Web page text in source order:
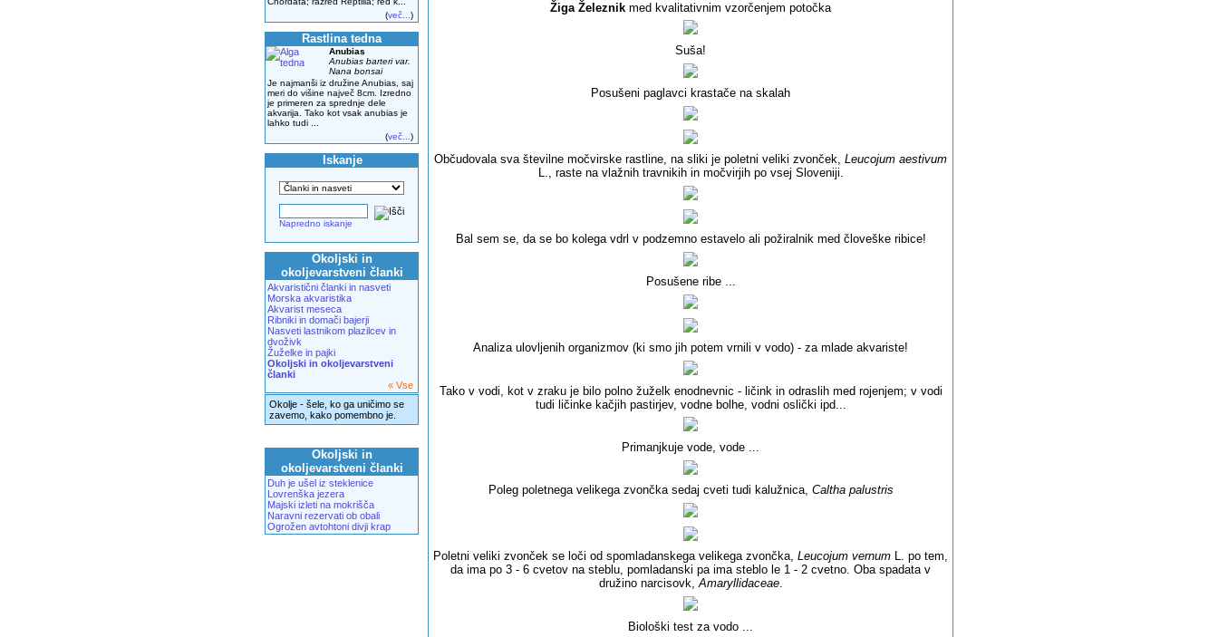
(več... )
Rastlina tedna
Anubias
Anubias barteri var.
Nana bonsai
Je najmanši iz družine Anubias, saj
meri do višine največ 8cm. Izredno
je primeren za sprednje dele
akvarija. Tako kot vsak anubias je
lahko tudi ...
(več... )
Iskanje
Napredno iskanje
Okoljski in
okoljevarstveni članki
Akvaristični članki in nasveti
Morska akvaristika
Akvarist meseca
Ribniki in domači bajerji
Nasveti lastnikom plazilcev in
dvoživk
Žuželke in pajki
Okoljski in okoljevarstveni
članki
« Vse
Okolje - šele, ko ga uničimo se
zavemo, kako pomembno je.
Okoljski in
okoljevarstveni članki
Duh je ušel iz steklenice
Lovrenška jezera
Majski izleti na mokrišča
Naravni rezervati ob obali
Ogrožen avtohtoni divji krap
Žiga Železnik med kvalitativnim vzorčenjem potočka
Suša!
Posušeni paglavci krastače na skalah
Občudovala sva številne močvirske rastline, na sliki je poletni veliki zvonček, Leucojum aestivum
L., raste na vlažnih travnikih in močvirjih po vsej Sloveniji.
Bal sem se, da se bo kolega vdrl v podzemno estavelo ali požiralnik med človeške ribice!
Posušene ribe ...
Analiza ulovljenih organizmov (ki smo jih potem vrnili v vodo) - za mlade akvariste!
Tako v vodi, kot v zraku je bilo polno žuželk enodnevnic - ličink in odraslih med rojenjem; v vodi
tudi ličinke kačjih pastirjev, vodne bolhe, vodni oslički ipd...
Primanjkuje vode, vode ...
Poleg poletnega velikega zvončka sedaj cveti tudi kalužnica, Caltha palustris
Poletni veliki zvonček se loči od spomladanskega velikega zvončka, Leucojum vernum L. po tem,
da ima po 3 - 6 cvetov na steblu, pomladanski pa ima steblo le 1 - 2 cvetno. Oba spadata v
družino narcisovk,Amaryllidaceae.
Biološki test za vodo ...